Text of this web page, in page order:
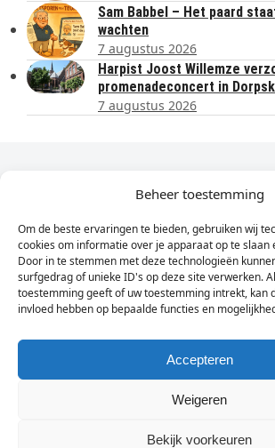
Beheer toestemming
Om de beste ervaringen te bieden, gebruiken wij
cookies om informatie over je apparaat op te slaan
Door in te stemmen met deze technologieën
surfgedrag of unieke ID's op deze site verwerken.
toestemming geeft of uw toestemming intrekt, kan
invloed hebben op bepaalde functies en
Accepteren
Weigeren
Bekijk voorkeuren
Sam Babbel – Het paard
wachten
7 augustus 2026
Harpist Joost Willemze
promenadeconcert in
7 augustus 2026
Dagelijks het laatste nieuws
Vul
hier
je
e-
mailadres
in
Sign Up